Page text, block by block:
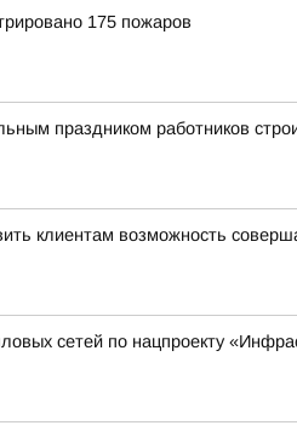
175 пожаров
праздником работников
клиентам возможность
сетей по нацпроекту